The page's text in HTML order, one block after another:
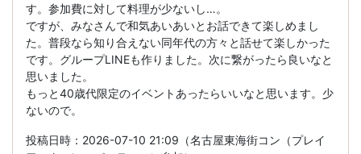
す。参加費に対して料理が少ないし…。
ですが、みなさんで和気あいあいとお話できて楽しめまし
た。普段なら知り合えない同年代の方々と話せて楽しかった
です。グループLINEも作りました。次に繋がったら良いなと
思いました。
もっと40歳代限定のイベントあったらいいなと思います。少
ないので。
投稿日時：2026-07-10 21:09（名古屋東海街コン（プレイ